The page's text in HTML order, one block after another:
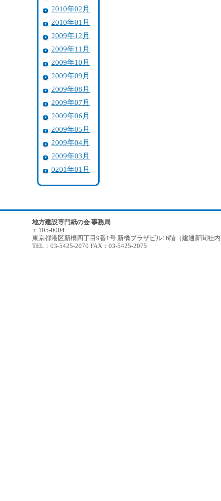
2010年02月
2010年01月
2009年12月
2009年11月
2009年10月
2009年09月
2009年08月
2009年07月
2009年06月
2009年05月
2009年04月
2009年03月
0201年01月
地方建設専門紙の会 事務局
〒105-0004
東京都港区新橋四丁目9番1号 新橋プラザビル16階（建通新聞社
TEL：03-5425-2070 FAX：03-5425-2075